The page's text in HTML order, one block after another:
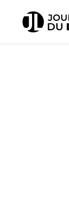
directement